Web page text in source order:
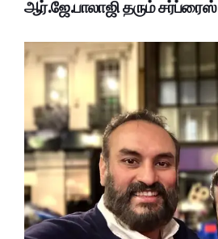
ஆர்.ஜே.பாலாஜி தரும் சர்ப்ரைஸ்